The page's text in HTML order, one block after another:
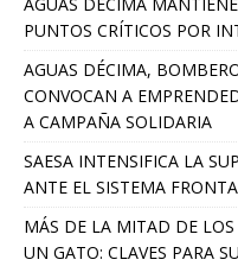
PUNTOS CRÍTICOS POR
AGUAS DÉCIMA,
CONVOCAN A
A CAMPAÑA SOLIDARIA
SAESA INTENSIFICA LA
ANTE EL SISTEMA
MÁS DE LA MITAD DE LOS
UN GATO: CLAVES PARA